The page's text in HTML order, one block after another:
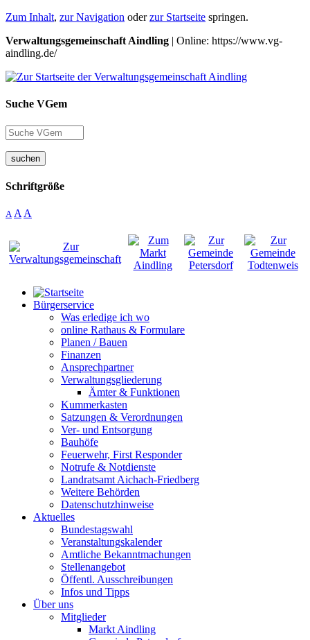
Zum Inhalt, zur Navigation oderzur Startseite springen.
Verwaltungsgemeinschaft Aindling | Online: https://www.vg-
aindling.de/
Suche VGem
suchen
Schriftgröße
A A A
Bürgerservice
Was erledige ich wo
online Rathaus & Formulare
Planen / Bauen
Finanzen
Ansprechpartner
Verwaltungsgliederung
Ämter & Funktionen
Kummerkasten
Satzungen & Verordnungen
Ver- und Entsorgung
Bauhöfe
Feuerwehr, First Responder
Notrufe & Notdienste
Landratsamt Aichach-Friedberg
Weitere Behörden
Datenschutzhinweise
Aktuelles
Bundestagswahl
Veranstaltungskalender
Amtliche Bekanntmachungen
Stellenangebot
Öffentl. Ausschreibungen
Infos und Tipps
Über uns
Mitglieder
Markt Aindling